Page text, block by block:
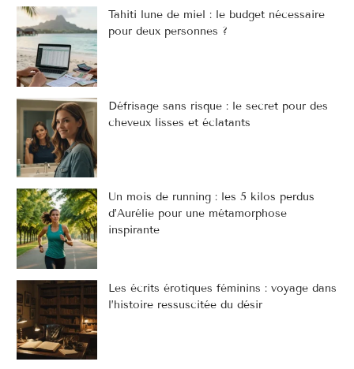
Tahiti lune de miel : le budget nécessaire
pour deux personnes ?
Défrisage sans risque : le secret pour des
cheveux lisses et éclatants
Un mois de running : les 5 kilos perdus
d’Aurélie pour une métamorphose
inspirante
Les écrits érotiques féminins : voyage dans
l’histoire ressuscitée du désir